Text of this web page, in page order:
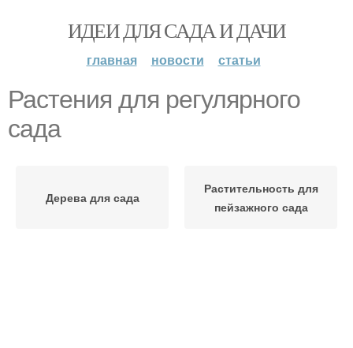
ИДЕИ ДЛЯ САДА И ДАЧИ
главная новости статьи
Растения для регулярного
сада
Дерева для сада
Растительность для
пейзажного сада